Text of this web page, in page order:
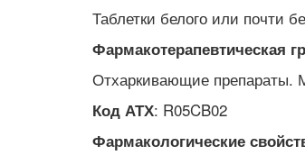
Таблетки белого или почти
Фармакотерапевтическая
Отхаркивающие препараты.
Код АТХ: R05CB02
Фармакологические